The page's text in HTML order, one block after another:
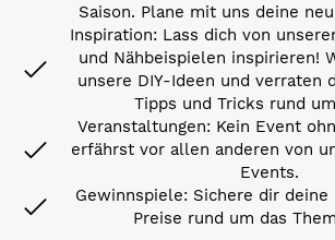
Saison. Plane mit uns deine
Inspiration: Lass dich von
und Nähbeispielen inspirieren!
unsere DIY-Ideen und verraten
Tipps und Tricks rund
Veranstaltungen: Kein Event
erfährst vor allen anderen von
Events.
Gewinnspiele: Sichere dir deine
Preise rund um das